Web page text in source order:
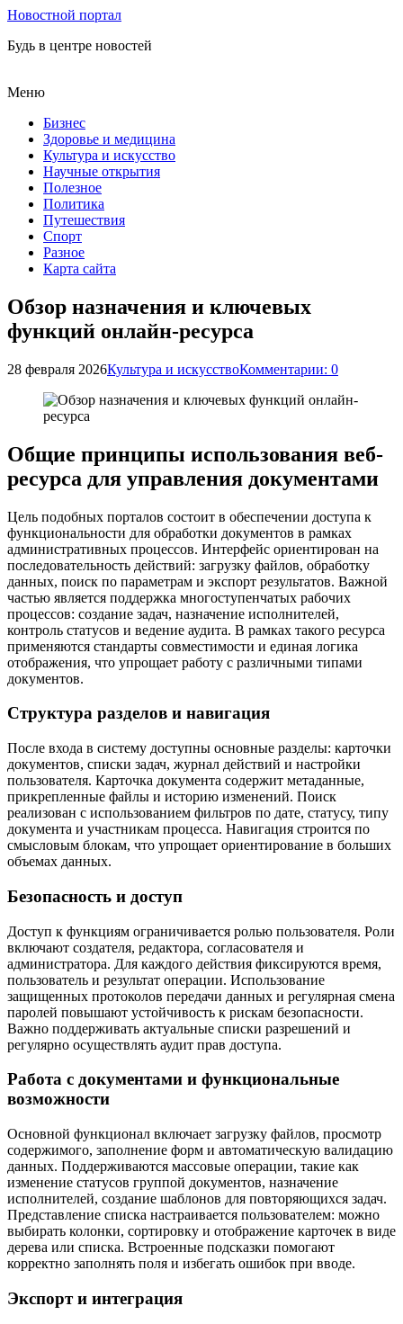
Новостной портал
Будь в центре новостей
Меню
Бизнес
Здоровье и медицина
Культура и искусство
Научные открытия
Полезное
Политика
Путешествия
Спорт
Разное
Карта сайта
Обзор назначения и ключевых
функций онлайн-ресурса
28 февраля 2026Культура и искусствоКомментарии: 0
Общие принципы использования веб-
ресурса для управления документами
Цель подобных порталов состоит в обеспечении доступа к
функциональности для обработки документов в рамках
административных процессов. Интерфейс ориентирован на
последовательность действий: загрузку файлов, обработку
данных, поиск по параметрам и экспорт результатов. Важной
частью является поддержка многоступенчатых рабочих
процессов: создание задач, назначение исполнителей,
контроль статусов и ведение аудита. В рамках такого ресурса
применяются стандарты совместимости и единая логика
отображения, что упрощает работу с различными типами
документов.
Структура разделов и навигация
После входа в систему доступны основные разделы: карточки
документов, списки задач, журнал действий и настройки
пользователя. Карточка документа содержит метаданные,
прикрепленные файлы и историю изменений. Поиск
реализован с использованием фильтров по дате, статусу, типу
документа и участникам процесса. Навигация строится по
смысловым блокам, что упрощает ориентирование в больших
объемах данных.
Безопасность и доступ
Доступ к функциям ограничивается ролью пользователя. Роли
включают создателя, редактора, согласователя и
администратора. Для каждого действия фиксируются время,
пользователь и результат операции. Использование
защищенных протоколов передачи данных и регулярная смена
паролей повышают устойчивость к рискам безопасности.
Важно поддерживать актуальные списки разрешений и
регулярно осуществлять аудит прав доступа.
Работа с документами и функциональные
возможности
Основной функционал включает загрузку файлов, просмотр
содержимого, заполнение форм и автоматическую валидацию
данных. Поддерживаются массовые операции, такие как
изменение статусов группой документов, назначение
исполнителей, создание шаблонов для повторяющихся задач.
Представление списка настраивается пользователем: можно
выбирать колонки, сортировку и отображение карточек в виде
дерева или списка. Встроенные подсказки помогают
корректно заполнять поля и избегать ошибок при вводе.
Экспорт и интеграция